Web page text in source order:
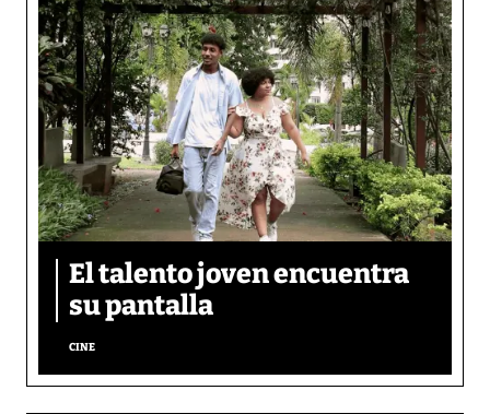
El talento joven encuentra
su pantalla​
CINE